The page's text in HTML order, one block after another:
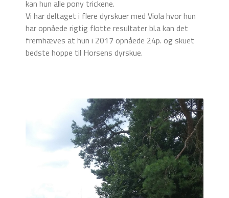
kan hun alle pony trickene.
Vi har deltaget i flere dyrskuer med Viola hvor hun
har opnåede rigtig flotte resultater bl.a kan det
fremhæves at hun i 2017 opnåede 24p. og skuet
bedste hoppe til Horsens dyrskue.